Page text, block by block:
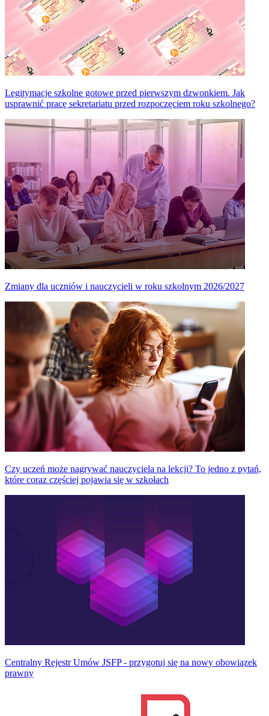
Legitymacje szkolne gotowe przed pierwszym dzwonkiem. Jak
usprawnić pracę sekretariatu przed rozpoczęciem roku szkolnego?
Zmiany dla uczniów i nauczycieli w roku szkolnym 2026/2027
Czy uczeń może nagrywać nauczyciela na lekcji? To jedno z pytań,
które coraz częściej pojawia się w szkołach
Centralny Rejestr Umów JSFP - przygotuj się na nowy obowiązek
prawny